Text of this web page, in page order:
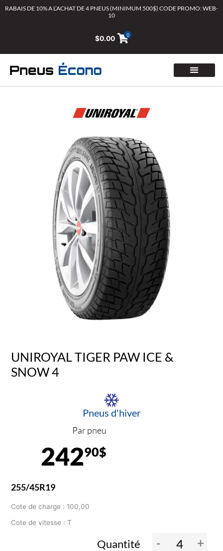
AllerRABAIS DE 10% A L’ACHAT DE 4 PNEUS (MINIMUM 500$) CODE PROMO: WEB-
10
$0.00 0
UNIROYAL TIGER PAW ICE &
SNOW 4
Pneus d'hiver
Par pneu
24290$
255/45R19
Cote de charge : 100,00
Cote de vitesse : T
Quantité - +